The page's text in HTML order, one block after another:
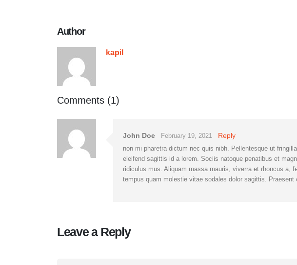
Author
kapil
Comments (1)
John Doe February 19, 2021 Reply
non mi pharetra dictum nec quis nibh. Pellentesque ut
eleifend sagittis id a lorem. Sociis natoque penatibus et
ridiculus mus. Aliquam massa mauris, viverra et rhoncus a,
tempus quam molestie vitae sodales dolor sagittis. Praesent
Leave a Reply